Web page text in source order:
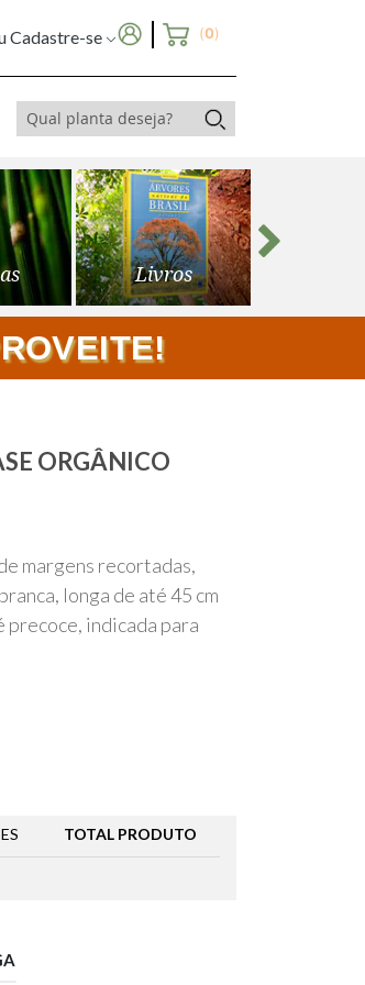
Cadastre-se (0)
Livros
ORGÂNICO
margens recortadas,
longa de até 45 cm
precoce, indicada para
TOTAL PRODUTO